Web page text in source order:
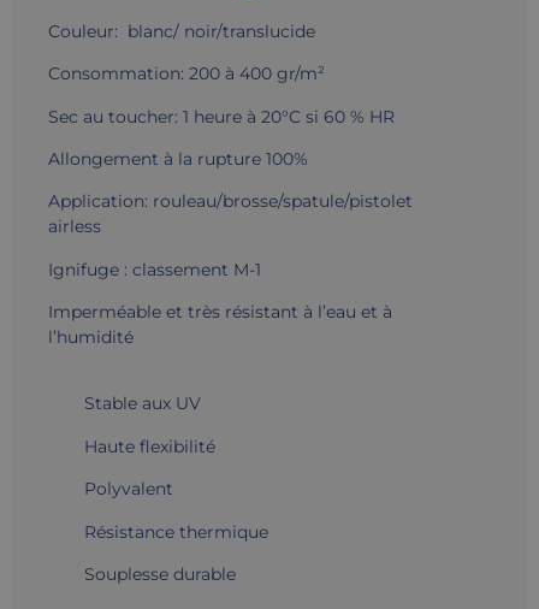
Couleur: blanc/ noir/translucide
Consommation: 200 à 400 gr/m²
Sec au toucher: 1 heure à 20°C si 60 % HR
Allongement à la rupture 100%
Application: rouleau/brosse/spatule/pistolet
airless
Ignifuge : classement M-1
Imperméable et très résistant à l’eau et à
l’humidité
Stable aux UV
Haute flexibilité
Polyvalent
Résistance thermique
Souplesse durable